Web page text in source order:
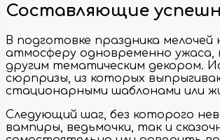
Составляющие
В подготовке праздника
атмосферу одновременно ужаса,
другим тематическим декором.
сюрпризы, из которых
стационарными шаблонами или
Следующий шаг, без которого
вампиры, ведьмочки, так и